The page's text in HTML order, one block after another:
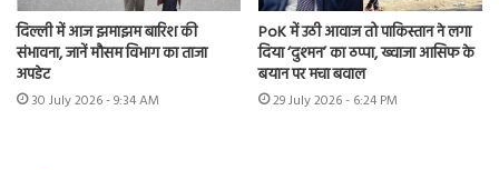
दिल्ली में आज झमाझम बारिश की
संभावना, जानें मौसम विभाग का ताजा
अपडेट
30 July 2026 - 9:34 AM
PoK में उठी आवाज तो पाकिस्तान ने लगा
दिया ‘दुश्मन’ का ठप्पा, ख्वाजा आसिफ के
बयान पर मचा बवाल
29 July 2026 - 6:24 PM